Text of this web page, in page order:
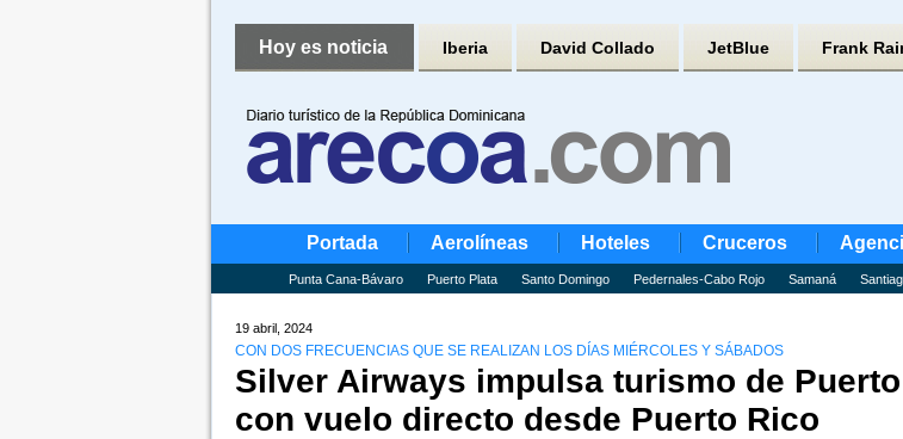
Hoy es noticia Iberia David Collado JetBlue Frank
Portada Aerolíneas Hoteles Cruceros
Punta Cana-Bávaro Puerto Plata Santo Domingo Pedernales-Cabo Rojo Samaná
19 abril, 2024
CON DOS FRECUENCIAS QUE SE REALIZAN LOS DÍAS MIÉRCOLES Y SÁBADOS
Silver Airways impulsa turismo de
con vuelo directo desde Puerto Rico